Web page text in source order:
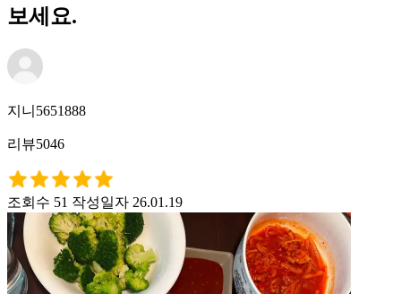
보세요.
지니5651888
리뷰5046
조회수 51 작성일자 26.01.19